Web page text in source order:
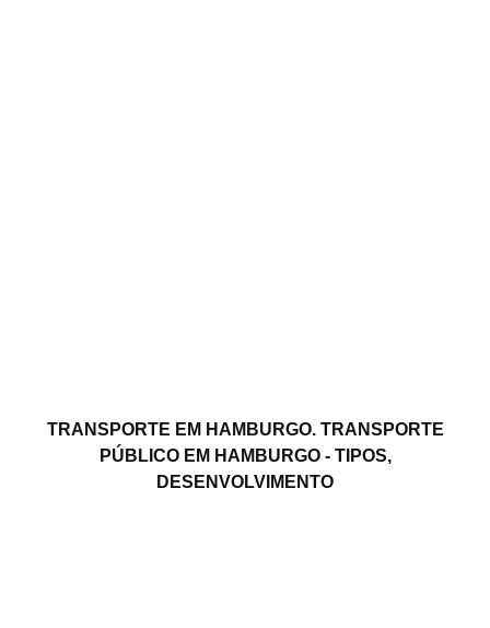
TRANSPORTE EM HAMBURGO. TRANSPORTE
PÚBLICO EM HAMBURGO - TIPOS,
DESENVOLVIMENTO